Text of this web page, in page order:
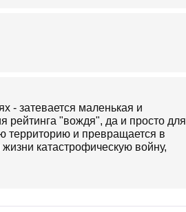
- затевается маленькая и
рейтинга "вождя", да и просто для
территорию и превращается в
катастрофическую войну,